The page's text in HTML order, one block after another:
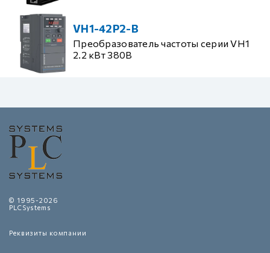
VH1-42P2-B
Преобразователь частоты серии VH1
2.2 кВт 380В
© 1995-2026
PLCSystems
Реквизиты компании